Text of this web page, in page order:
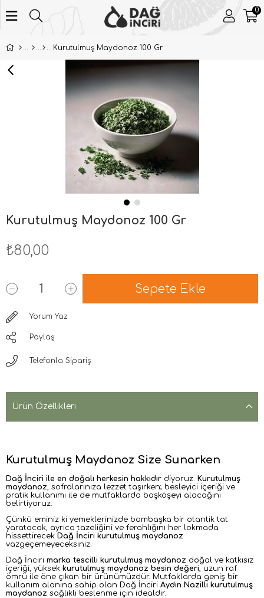
0
Kurutulmuş Maydonoz 100 Gr
Kurutulmuş Maydonoz 100 Gr
₺80,00
Yorum Yaz
Paylaş
Telefonla Sipariş
Ürün Özellikleri
Kurutulmuş Maydanoz Size Sunarken
Dağ İnciri ile en doğalı herkesin hakkıdır diyoruz. Kurutulmuş
maydanoz sofralarınıza lezzet taşırken; besleyici içeriği ve
pratik kullanımı ile de mutfaklarda başköşeyi alacağını
belirtiyoruz.
Çünkü eminiz ki yemeklerinizde bambaşka bir otantik tat
yaratacak, ayrıca tazeliğini ve ferahlığını her lokmada
hissettirecek Dağ İnciri kurutulmuş maydanoz
vazgeçemeyeceksiniz.
Dağ İnciri marka tescilli kurutulmuş maydanoz doğal ve katkısız
içeriği, yüksek kurutulmuş maydanoz besin değeri , uzun raf
ömrü ile öne çıkan bir ürünümüzdür. Mutfaklarda geniş bir
kullanım alanına sahip olan Dağ İnciri Aydın Nazilli kurutulmuş
maydanoz sağlıklı beslenme için idealdir.